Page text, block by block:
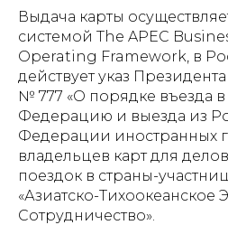
Выдача карты
системой The APEC
Operating Framework, в
действует указ
№ 777 «О порядке въезда
Федерацию и выезда из
Федерации иностранных
владельцев карт для
поездок в страны-
«Азиатско-Тихоокеанское
Сотрудничество».